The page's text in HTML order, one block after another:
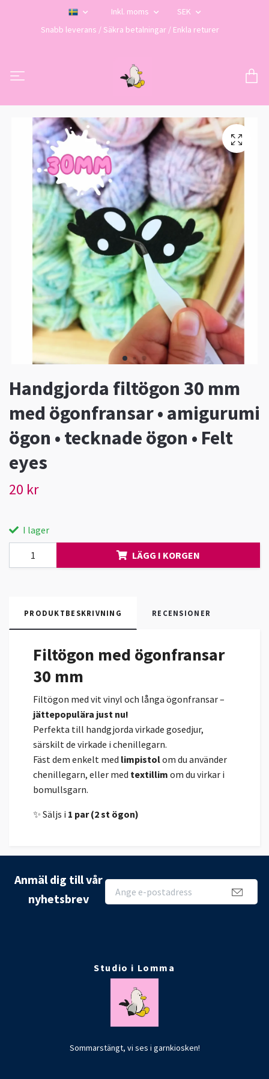
Inkl. moms
SEK
Snabb leverans / Säkra betalningar / Enkla returer
Handgjorda filtögon 30 mm
med ögonfransar • amigurumi
ögon • tecknade ögon • Felt
eyes
20 kr
I lager
LÄGG I KORGEN
PRODUKTBESKRIVNING RECENSIONER
Filtögon med ögonfransar
30 mm
Filtögon med vit vinyl och långa ögonfransar –
jättepopulära just nu!
Perfekta till handgjorda virkade gosedjur,
särskilt de virkade i chenillegarn.
Fäst dem enkelt med limpistolom du använder
chenillegarn, eller med textillim om du virkar i
bomullsgarn.
✨ Säljs i 1 par (2 st ögon)
Anmäl dig till vår
nyhetsbrev
Studio i Lomma
Sommarstängt, vi ses i garnkiosken!